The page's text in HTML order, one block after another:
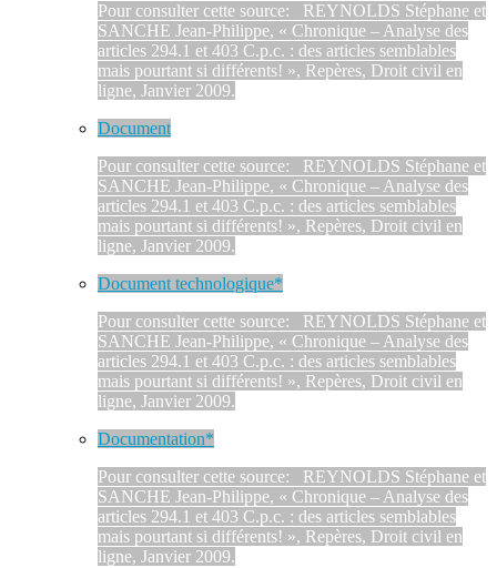
Pour consulter cette source: REYNOLDS Stéphane et
SANCHE Jean-Philippe, « Chronique – Analyse des
articles 294.1 et 403 C.p.c. : des articles semblables
mais pourtant si différents! », Repères, Droit civil en
ligne, Janvier 2009.
Document
Pour consulter cette source: REYNOLDS Stéphane et
SANCHE Jean-Philippe, « Chronique – Analyse des
articles 294.1 et 403 C.p.c. : des articles semblables
mais pourtant si différents! », Repères, Droit civil en
ligne, Janvier 2009.
Document technologique*
Pour consulter cette source: REYNOLDS Stéphane et
SANCHE Jean-Philippe, « Chronique – Analyse des
articles 294.1 et 403 C.p.c. : des articles semblables
mais pourtant si différents! », Repères, Droit civil en
ligne, Janvier 2009.
Documentation*
Pour consulter cette source: REYNOLDS Stéphane et
SANCHE Jean-Philippe, « Chronique – Analyse des
articles 294.1 et 403 C.p.c. : des articles semblables
mais pourtant si différents! », Repères, Droit civil en
ligne, Janvier 2009.